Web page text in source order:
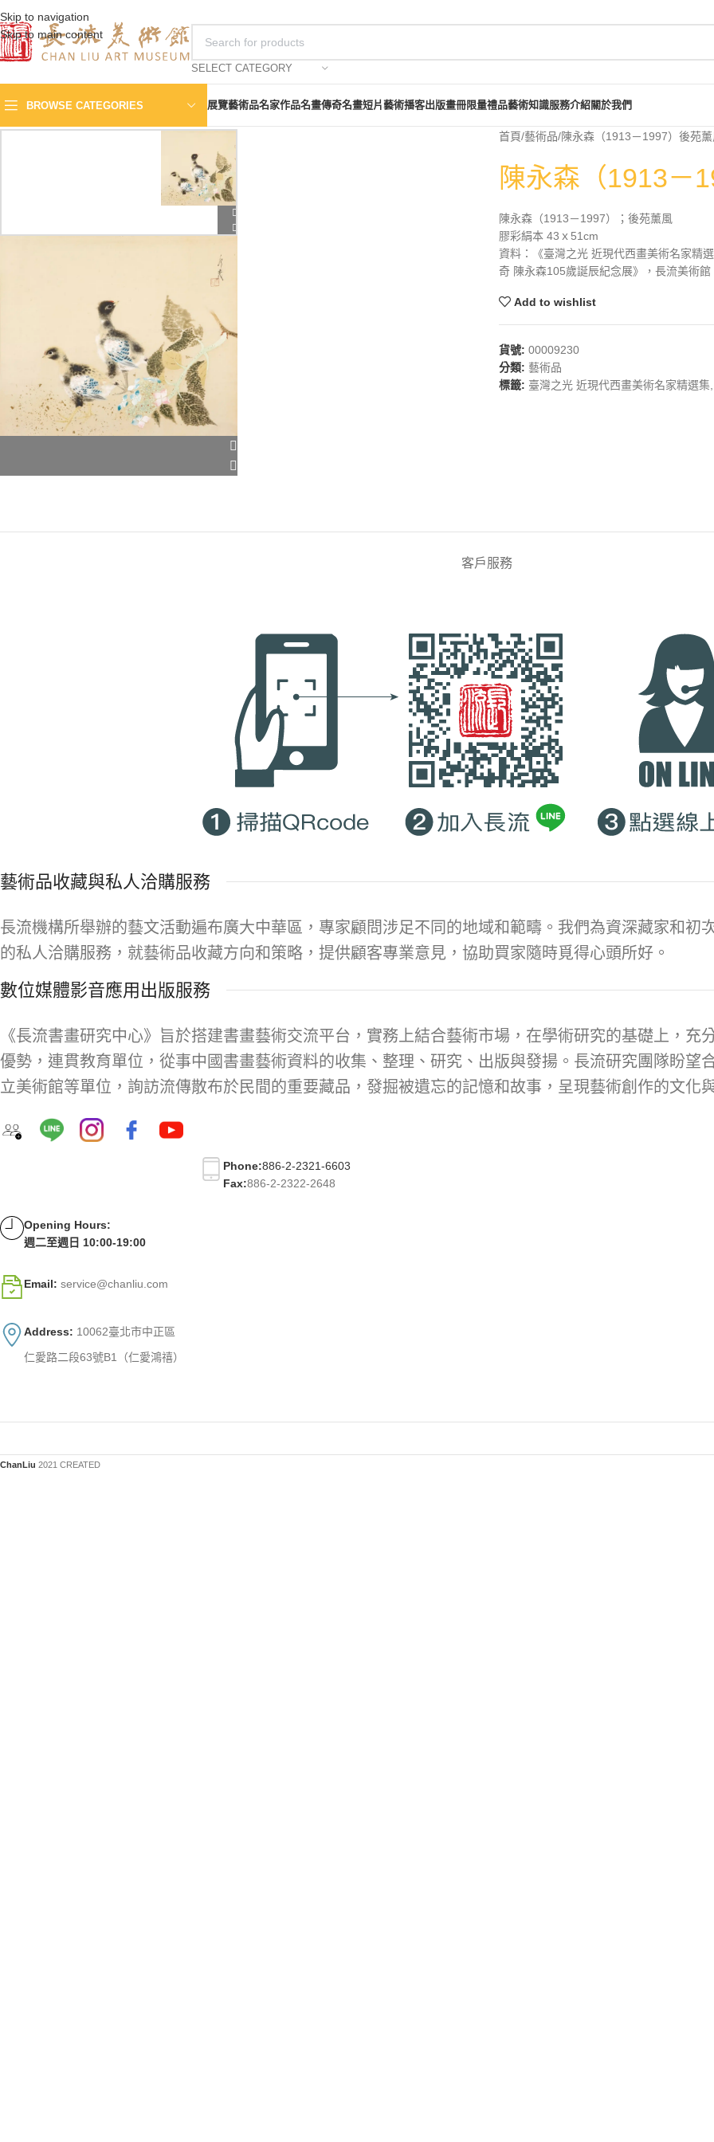
Skip to navigation
Skip to main content
SELECT CATEGORY
BROWSE CATEGORIES 展覽藝術品名家作品名畫傳奇名畫短片藝術播客出版畫冊限量禮品藝術知識服務介紹關於我們
首頁 藝術品 陳永森（1913－1997）後苑薰
陳永森（1913－
陳永森（1913－1997）；後苑薰風
膠彩絹本 43ｘ51cm
資料：《臺灣之光 近現代西畫美術名家精
奇 陳永森105歲誕辰紀念展》，長流美術館
Add to wishlist
貨號: 00009230
分類: 藝術品
標籤: 臺灣之光 近現代西畫美術名家精選集,
客戶服務
藝術品收藏與私人洽購服務
長流機構所舉辦的藝文活動遍布廣大中華區，專家顧問涉足不同的地域和範疇。我們為資深藏家和初
的私人洽購服務，就藝術品收藏方向和策略，提供顧客專業意見，協助買家隨時覓得心頭所好。
數位媒體影音應用出版服務
《長流書畫研究中心》旨於搭建書畫藝術交流平台，實務上結合藝術市場，在學術研究的基礎上，充
優勢，連貫教育單位，從事中國書畫藝術資料的收集、整理、研究、出版與發揚。長流研究團隊盼望
立美術館等單位，詢訪流傳散布於民間的重要藏品，發掘被遺忘的記憶和故事，呈現藝術創作的文化
Phone:886-2-2321-6603
Fax:886-2-2322-2648
Opening Hours:
週二至週日 10:00-19:00
Email: service@chanliu.com
Address: 10062臺北市中正區
仁愛路二段63號B1（仁愛鴻禧）
ChanLiu 2021 CREATED